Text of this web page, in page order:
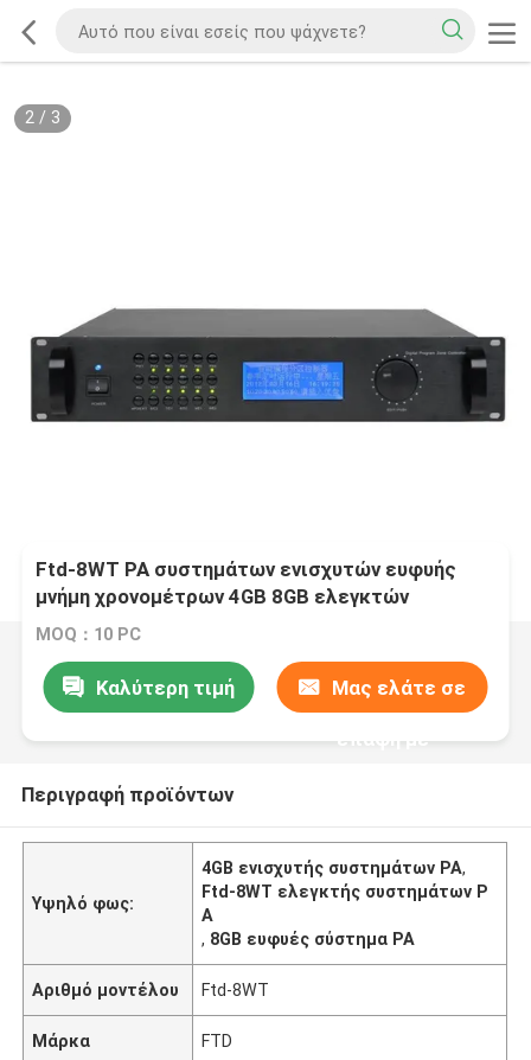
2/ 3
Ftd-8WT PA συστημάτων ενισχυτών ευφυής
μνήμη χρονομέτρων 4GB 8GB ελεγκτών
εβδομαδιαία
MOQ：10 PC
Καλύτερη τιμή Μας ελάτε σε
επαφή με
Περιγραφή προϊόντων
Υψηλό φως:
4GB ενισχυτής συστημάτων PA,
Ftd-8WT ελεγκτής συστημάτων P
A
, 8GB ευφυές σύστημα PA
Αριθμό μοντέλου Ftd-8WT
Μάρκα FTD